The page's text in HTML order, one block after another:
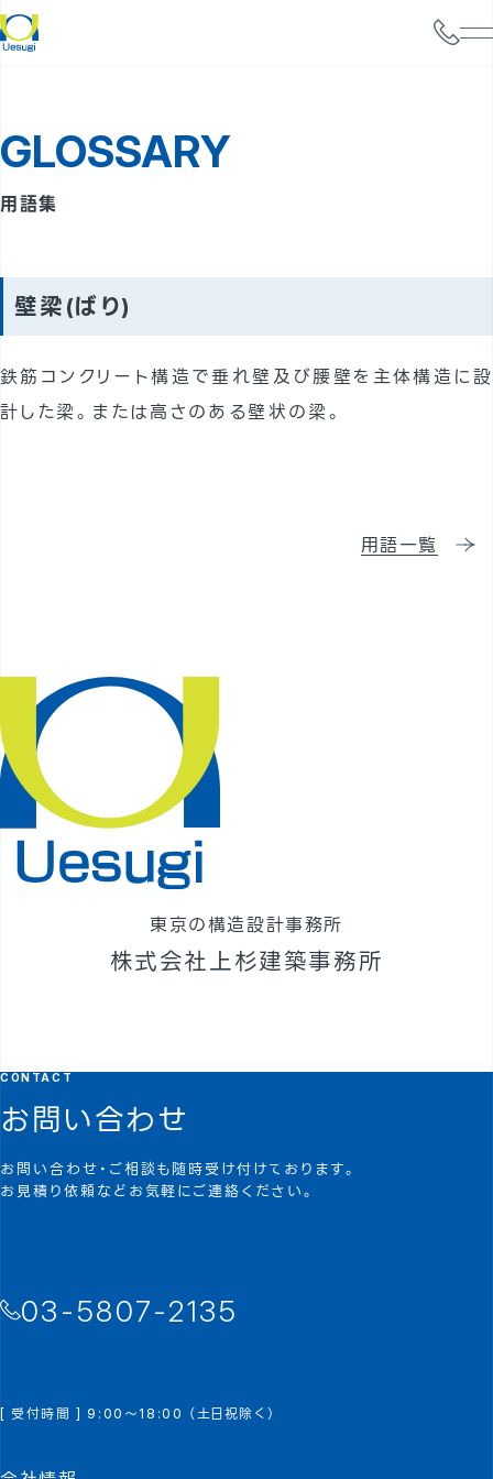
サービス案内
構造設計
携帯電話基地局強度検討
実績
GLOSSARY
用語集
壁梁(ばり)
鉄筋コンクリート構造で垂れ壁及び腰壁を主体構造に設
計した梁。または高さのある壁状の梁。
用語一覧
東京の構造設計事務所
株式会社上杉建築事務所
CONTACT
お問い合わせ
お問い合わせ・ご相談も随時受け付けております。
お見積り依頼などお気軽にご連絡ください。
03-5807-2135
[ 受付時間 ] 9:00～18:00 （土日祝除く）